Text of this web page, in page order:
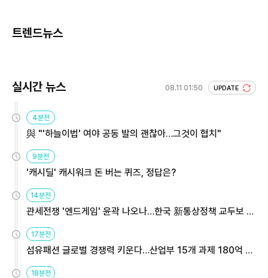
트렌드뉴스
실시간 뉴스 08.11 01:50 UPDATE
4분전
與 "'하늘이법' 여야 공동 발의 괜찮아…그것이 협치"
9분전
'캐시딜' 캐시워크 돈 버는 퀴즈, 정답은?
14분전
관세전쟁 '엔드게임' 윤곽 나오나…한국 新통상정책 교두보 활
17분전
섬유패션 글로벌 경쟁력 키운다…산업부 15개 과제 180억 지
18분전